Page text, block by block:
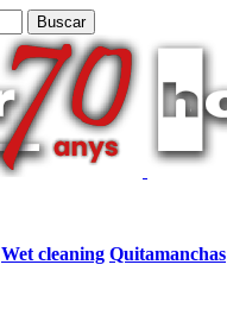
Wet cleaning Quitamanchas